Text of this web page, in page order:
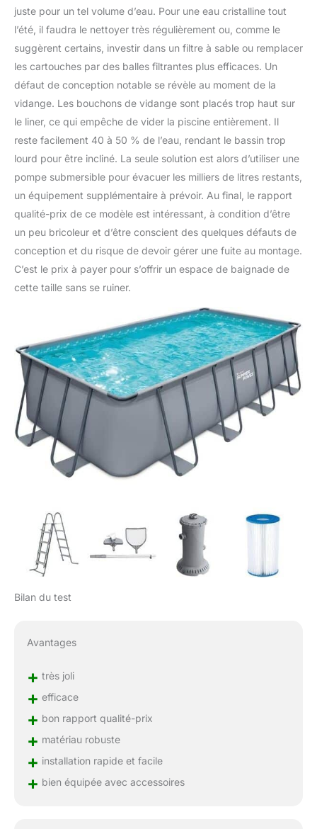
juste pour un tel volume d’eau. Pour une eau cristalline tout
l’été, il faudra le nettoyer très régulièrement ou, comme le
suggèrent certains, investir dans un filtre à sable ou remplacer
les cartouches par des balles filtrantes plus efficaces. Un
défaut de conception notable se révèle au moment de la
vidange. Les bouchons de vidange sont placés trop haut sur
le liner, ce qui empêche de vider la piscine entièrement. Il
reste facilement 40 à 50 % de l’eau, rendant le bassin trop
lourd pour être incliné. La seule solution est alors d’utiliser une
pompe submersible pour évacuer les milliers de litres restants,
un équipement supplémentaire à prévoir. Au final, le rapport
qualité-prix de ce modèle est intéressant, à condition d’être
un peu bricoleur et d’être conscient des quelques défauts de
conception et du risque de devoir gérer une fuite au montage.
C’est le prix à payer pour s’offrir un espace de baignade de
cette taille sans se ruiner.
Bilan du test
Avantages
+ très joli
+ efficace
+ bon rapport qualité-prix
+ matériau robuste
+ installation rapide et facile
+ bien équipée avec accessoires